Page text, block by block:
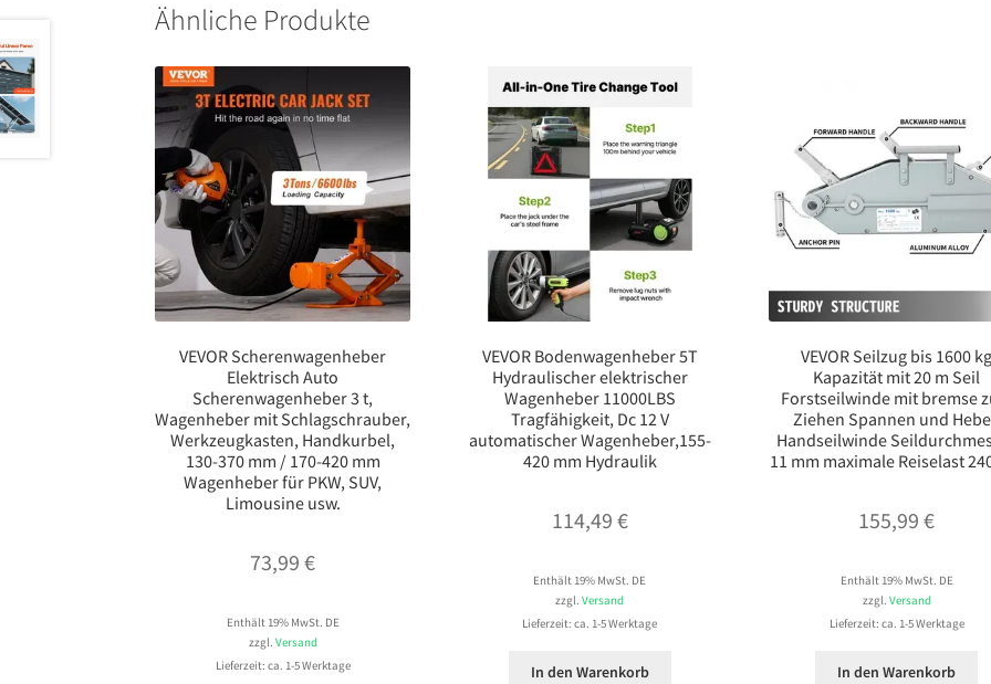
Ähnliche Produkte
VEVOR Scherenwagenheber
Elektrisch Auto
Scherenwagenheber 3 t,
Wagenheber mit Schlagschrauber,
Werkzeugkasten, Handkurbel,
130-370 mm / 170-420 mm
Wagenheber für PKW, SUV,
Limousine usw.
73,99€
Enthält 19% MwSt. DE
zzgl. Versand
Lieferzeit: ca. 1-5 Werktage
VEVOR Bodenwagenheber 5T
Hydraulischer elektrischer
Wagenheber 11000LBS
Tragfähigkeit, Dc 12 V
automatischer Wagenheber,155-
420 mm Hydraulik
114,49 €
Enthält 19% MwSt. DE
zzgl.Versand
Lieferzeit: ca. 1-5 Werktage
In den Warenkorb
VEVOR Seilzug bis 1600
Kapazität mit 20 m Seil
Forstseilwinde mit bremse
Ziehen Spannen und
Handseilwinde
11 mm maximale Reiselast
155,99€
Enthält 19% MwSt. DE
zzgl. Versand
Lieferzeit: ca. 1-5 Werktage
In den Warenkorb